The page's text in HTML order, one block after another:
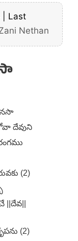
Last
Nethan
దేవుని
(2)
(2)